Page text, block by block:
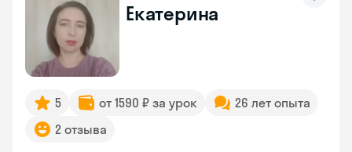
Екатерина
5 от 1590 ₽ за урок
26 лет опыта
2 отзыва